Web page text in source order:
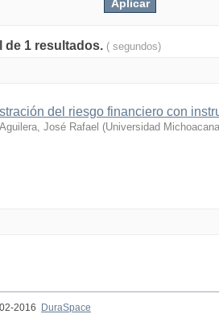
de 1 resultados. ( segundos)
del riesgo financiero con
José Rafael (Universidad
2016
DuraSpace